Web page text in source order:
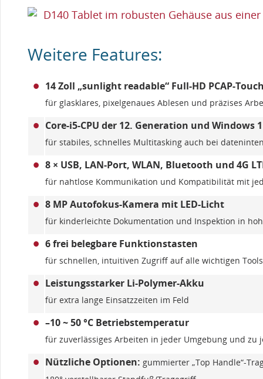
Weitere Features:
• 14 Zoll „sunlight readable“ Full-HD PCAP-
für glasklares, pixelgenaues Ablesen und präzises
• Core-i5-CPU der 12. Generation und Windows
für stabiles, schnelles Multitasking auch bei
• 8 × USB, LAN-Port, WLAN, Bluetooth und 4G
für nahtlose Kommunikation und Kompatibilität mit
• 8 MP Autofokus-Kamera mit LED-Licht
für kinderleichte Dokumentation und Inspektion in
• 6 frei belegbare Funktionstasten
für schnellen, intuitiven Zugriff auf alle wichtigen
• Leistungsstarker Li-Polymer-Akku
für extra lange Einsatzzeiten im Feld
• –10 ~ 50 °C Betriebstemperatur
für zuverlässiges Arbeiten in jeder Umgebung und zu
• Nützliche Optionen: gummierter „Top Handle“-